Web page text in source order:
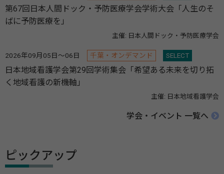
第67回日本人間ドック・予防医療学会学術大会「人生のそ
ばに予防医療を」
主催: 日本人間ドック・予防医療学会
2026年09月05日～06日 千葉・オンデマンド SELECT
日本地域看護学会第29回学術集会「希望ある未来を切り拓
く地域看護の新機軸」
主催: 日本地域看護学会
学会・イベント 一覧へ
ピックアップ